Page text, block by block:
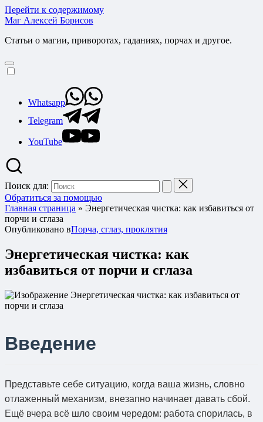
Перейти к содержимому
Маг Алексей Борисов
Статьи о магии, приворотах, гаданиях, порчах и другое.
Whatsapp
Telegram
YouTube
Поиск для:
Обратиться за помощью
Главная страница » Энергетическая чистка: как избавиться от
порчи и сглаза
Опубликовано вПорча, сглаз, проклятия
Энергетическая чистка: как
избавиться от порчи и сглаза
Введение
Представьте себе ситуацию, когда ваша жизнь, словно
отлаженный механизм, внезапно начинает давать сбой.
Ещё вчера всё шло своим чередом: работа спорилась, в